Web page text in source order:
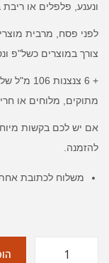
ונענע, פלפלים או
לפני פסח, מרבית
צורך במוצרים כשל"פ
+ 6
מתוקים, מלוחים או
אם יש לכם בקשות
להזמנה.
משלוח לכתובת